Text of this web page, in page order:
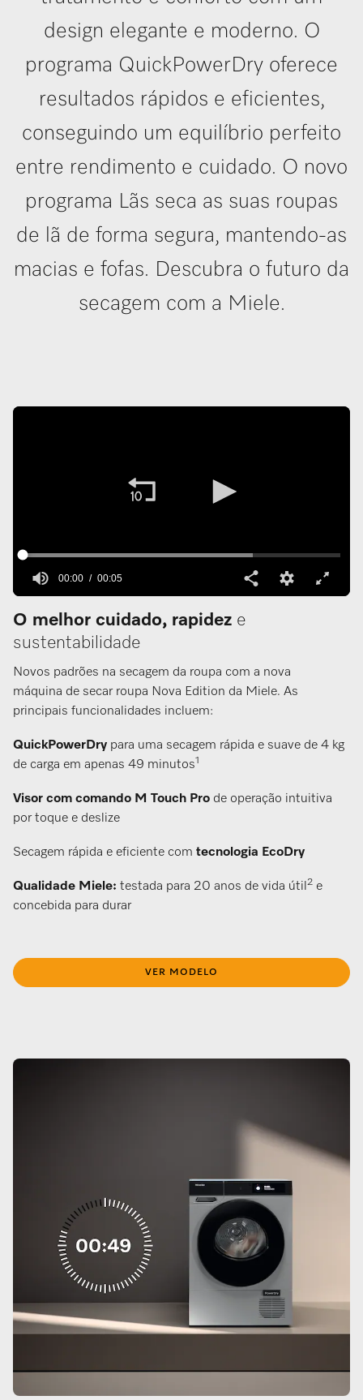
design elegante e moderno. O
programa QuickPowerDry oferece
resultados rápidos e eficientes,
conseguindo um equilíbrio perfeito
entre rendimento e cuidado. O novo
programa Lãs seca as suas roupas
de lã de forma segura, mantendo-as
macias e fofas. Descubra o futuro da
secagem com a Miele.
00:00 00:05
O melhor cuidado, rapidez e
sustentabilidade
Novos padrões na secagem da roupa com a nova
máquina de secar roupa Nova Edition da Miele. As
principais funcionalidades incluem:
QuickPowerDry para uma secagem rápida e suave de 4 kg
de carga em apenas 49 minutos1
Visor com comando M Touch Pro de operação intuitiva
por toque e deslize
Secagem rápida e eficiente com tecnologia EcoDry
Qualidade Miele: testada para 20 anos de vida útil 2 e
concebida para durar
VER MODELO